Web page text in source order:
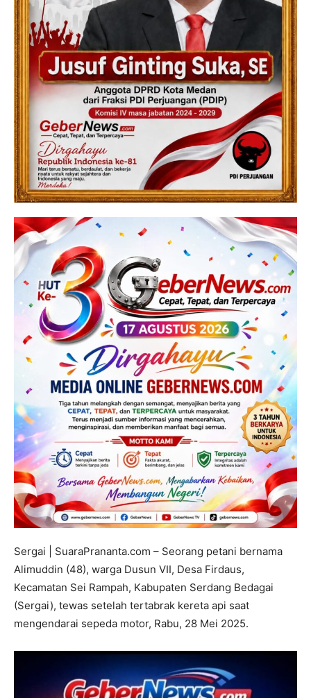
Sergai | SuaraPrananta.com – Seorang petani bernama
Alimuddin (48), warga Dusun VII, Desa Firdaus,
Kecamatan Sei Rampah, Kabupaten Serdang Bedagai
(Sergai), tewas setelah tertabrak kereta api saat
mengendarai sepeda motor, Rabu, 28 Mei 2025.